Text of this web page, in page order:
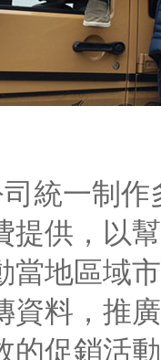
統一制作
提供，以
當地區域
資料，推
的促銷活